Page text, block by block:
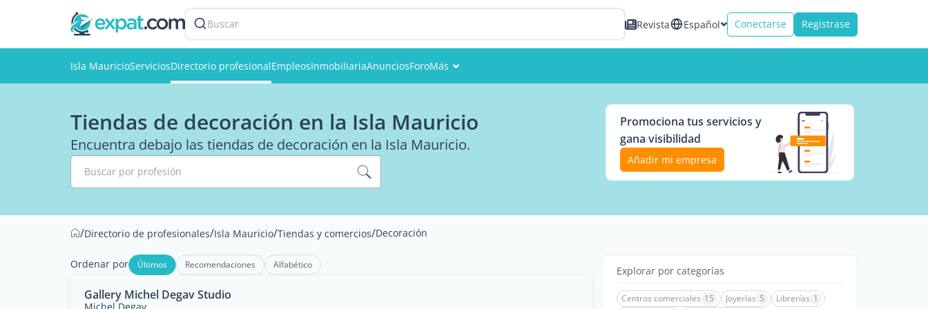
Buscar Revista Español Conectarse Registrase
Isla MauricioServiciosDirectorio profesionalEmpleosInmobiliariaAnunciosForoMás
Miembros
Tiendas de decoración en la Isla Mauricio
Encuentra debajo las tiendas de decoración en la Isla Mauricio.
Buscar por profesión
Promociona tus servicios y
gana visibilidad
Añadir mi empresa
/Directorio de profesionales/Isla Mauricio/Tiendas y comercios/Decoración
Ordenar por Últimos Recomendaciones Alfabético
Gallery Michel Degav Studio
Explorar por categorías
Centros comerciales 15 Joyerías 5 Librerías 1